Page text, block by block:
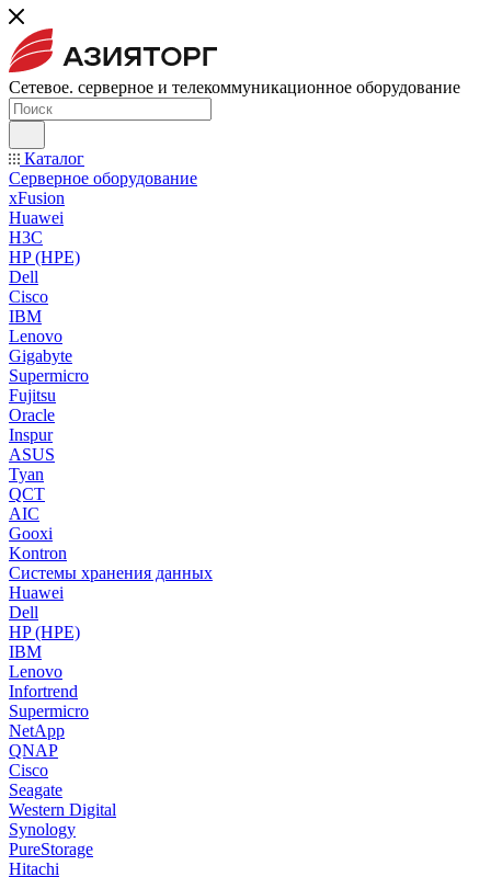
Сетевое. серверное и телекоммуникационное оборудование
Каталог
Серверное оборудование
xFusion
Huawei
H3C
HP (HPE)
Dell
Cisco
IBM
Lenovo
Gigabyte
Supermicro
Fujitsu
Oracle
Inspur
ASUS
Tyan
QCT
AIC
Gooxi
Kontron
Системы хранения данных
Huawei
Dell
HP (HPE)
IBM
Lenovo
Infortrend
Supermicro
NetApp
QNAP
Cisco
Seagate
Western Digital
Synology
PureStorage
Hitachi